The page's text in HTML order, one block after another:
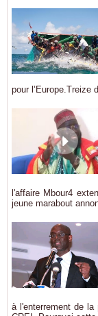
pour l’Europe.Treize
l'affaire Mbour4
jeune marabout
à l'enterrement de